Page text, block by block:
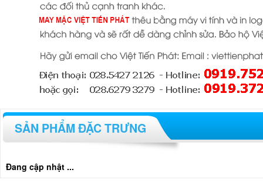
SẢN PHẨM ĐẶC TRƯNG
Đang cập nhật ...